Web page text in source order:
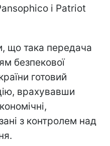
і Patriot
що така передача
безпекової
готовий
врахувавши
з контролем над